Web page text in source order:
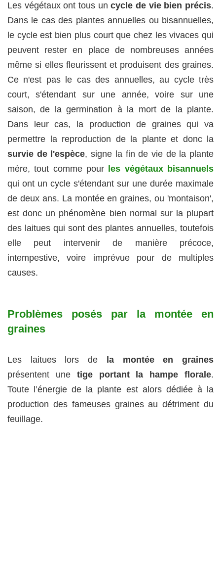
Les végétaux ont tous uncycle de vie bien précis.
Dans le cas des plantes annuelles ou bisannuelles,
le cycle est bien plus court que chez les vivaces qui
peuvent rester en place de nombreuses années
même si elles fleurissent et produisent des graines.
Ce n'est pas le cas des annuelles, au cycle très
court, s'étendant sur une année, voire sur une
saison, de la germination à la mort de la plante.
Dans leur cas, la production de graines qui va
permettre la reproduction de la plante et donc la
survie de l'espèce, signe la fin de vie de la plante
mère, tout comme pour
les végétaux bisannuels
qui ont un cycle s'étendant sur une durée maximale
de deux ans. La montée en graines, ou 'montaison',
est donc un phénomène bien normal sur la plupart
des laitues qui sont des plantes annuelles, toutefois
elle peut intervenir de manière précoce,
intempestive, voire imprévue pour de multiples
causes.
Problèmes posés par la montée en
graines
Les laitues lors de
la montée en graines
présentent une tige portant la hampe florale.
Toute l’énergie de la plante est alors dédiée à la
production des fameuses graines au détriment du
feuillage.